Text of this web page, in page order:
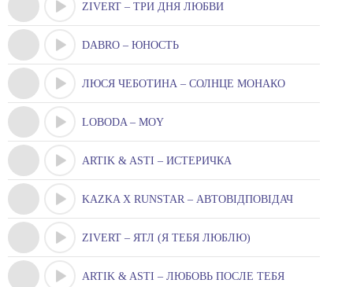
ZIVERT – ТРИ ДНЯ ЛЮБВИ
DABRO – ЮНОСТЬ
ЛЮСЯ ЧЕБОТИНА – СОЛНЦЕ МОНАКО
LOBODA – MOY
ARTIK & ASTI – ИСТЕРИЧКА
KAZKA X RUNSTAR – АВТОВІДПОВІДАЧ
ZIVERT – ЯТЛ (Я ТЕБЯ ЛЮБЛЮ)
ARTIK & ASTI – ЛЮБОВЬ ПОСЛЕ ТЕБЯ